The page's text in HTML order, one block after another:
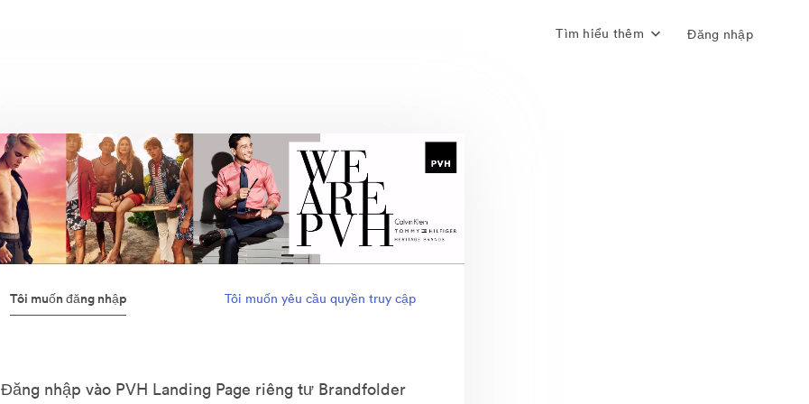
Tìm hiểu thêm Đăng nhập
Tôi muốn đăng nhập Tôi muốn yêu cầu quyền truy cập
Đăng nhập vào PVH Landing Page riêng tư Brandfolder